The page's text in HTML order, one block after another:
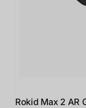
Rokid Max 2 AR